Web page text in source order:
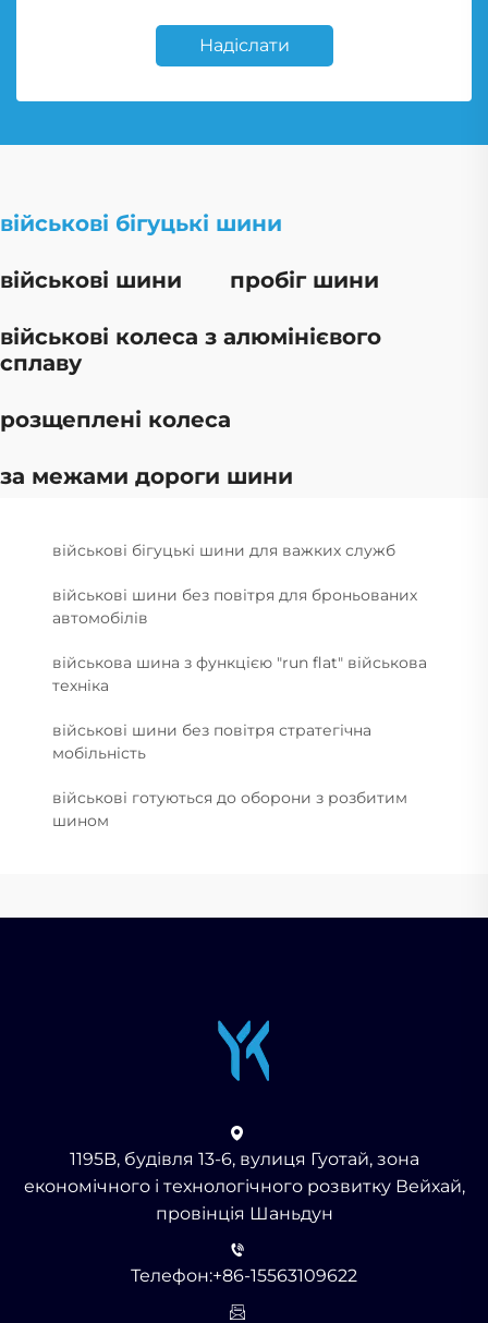
Надіслати
військові бігуцькі шини
військові шини пробіг шини
військові колеса з алюмінієвого
сплаву
розщеплені колеса
за межами дороги шини
військові бігуцькі шини для важких служб
військові шини без повітря для броньованих
автомобілів
військова шина з функцією "run flat" військова
техніка
військові шини без повітря стратегічна
мобільність
військові готуються до оборони з розбитим
шином
1195B, будівля 13-6, вулиця Гуотай, зона
економічного і технологічного розвитку Вейхай,
провінція Шаньдун
Телефон:+86-15563109622